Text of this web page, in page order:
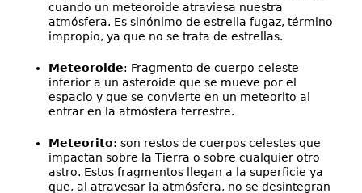
cuando un meteoroide atraviesa nuestra
atmósfera. Es sinónimo de estrella fugaz, término
impropio, ya que no se trata de estrellas.
Meteoroide: Fragmento de cuerpo celeste
inferior a un asteroide que se mueve por el
espacio y que se convierte en un meteorito al
entrar en la atmósfera terrestre.
Meteorito: son restos de cuerpos celestes que
impactan sobre la Tierra o sobre cualquier otro
astro. Estos fragmentos llegan a la superficie ya
que, al atravesar la atmósfera, no se desintegran